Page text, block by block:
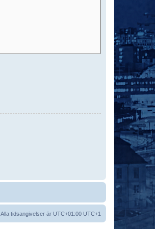
Alla tidsangivelser är UTC+01:00 UTC+1